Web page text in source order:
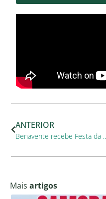
ANTERIOR
Benavente recebe Festa da Amizade com
Mais artigos